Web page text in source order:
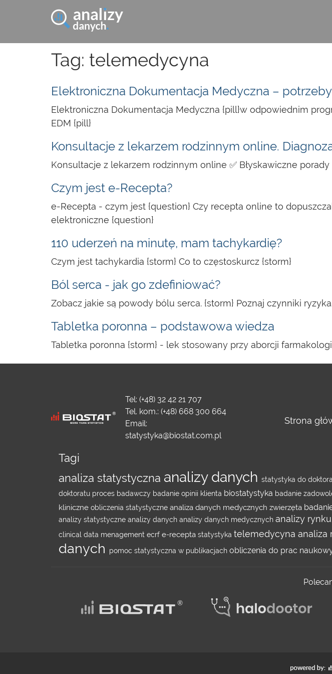
Tag: telemedycyna
Elektroniczna Dokumentacja Medyczna –
Elektroniczna Dokumentacja Medyczna {pill}w odpowiednim
EDM {pill}
Konsultacje z lekarzem rodzinnym online.
Konsultacje z lekarzem rodzinnym online ✅ Błyskawiczne
Czym jest e-Recepta?
e-Recepta - czym jest {question} Czy recepta online to
elektroniczne {question}
110 uderzeń na minutę, mam tachykardię?
Czym jest tachykardia {storm} Co to częstoskurcz {storm}
Ból serca - jak go zdefiniować?
Zobacz jakie są powody bólu serca. {storm} Poznaj czynniki
Tabletka poronna – podstawowa wiedza
Tabletka poronna {storm} - lek stosowany przy aborcji
Tel: (+48) 32 42 21 707
Tel. kom.: (+48) 668 300 664
Email:
statystyka@biostat.com.pl
Strona
Tagi
analiza statystyczna analizy danych statystyka do
doktoratu proces badawczy badanie opinii klienta biostatystyka badanie
kliniczne obliczenia statystyczne analiza danych medycznych zwierzęta
analizy statystyczne analizy danych analizy danych medycznych analizy rynku
clinical data menagement ecrf e-recepta statystyka telemedycyna analiza
danych
pomoc statystyczna w publikacjach obliczenia do prac